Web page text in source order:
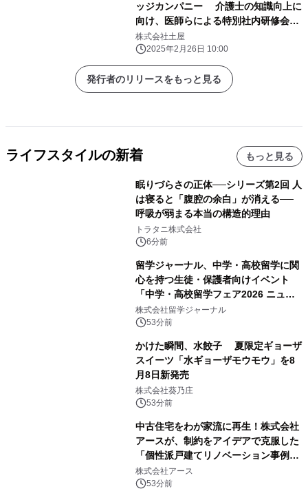
ッジカンパニー 介護士の知識向上に
向け、医師らによる特別社内研修会を
連続開催
株式会社土屋
2025年2月26日 10:00
発行者のリリースをもっと見る
ライフスタイルの新着 もっと見る
眠りづらさの正体──シリーズ第2回 人
は寝ると「腹腔の余白」が消える──
呼吸が弱まる本当の構造的理由
トラタニ株式会社
6分前
留学ジャーナル、中学・高校留学に関
心を持つ生徒・保護者向けイベント
「中学・高校留学フェア2026 ニュー
ジーランド＆オーストラリア」を
9/12(土)に開催
株式会社留学ジャーナル
53分前
かけた瞬間、水餃子 夏限定ギョーザ
スイーツ「水ギョーザモウモウ」を8
月8日新発売
株式会社葵乃庄
53分前
中古住宅をわが家流に再生！株式会社
アースが、制約をアイデアで克服した
「個性派戸建てリノベーション事例5
選」を公開
株式会社アース
53分前